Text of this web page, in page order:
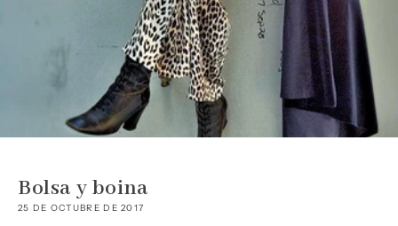
Bolsa y boina
25 DE OCTUBRE DE 2017